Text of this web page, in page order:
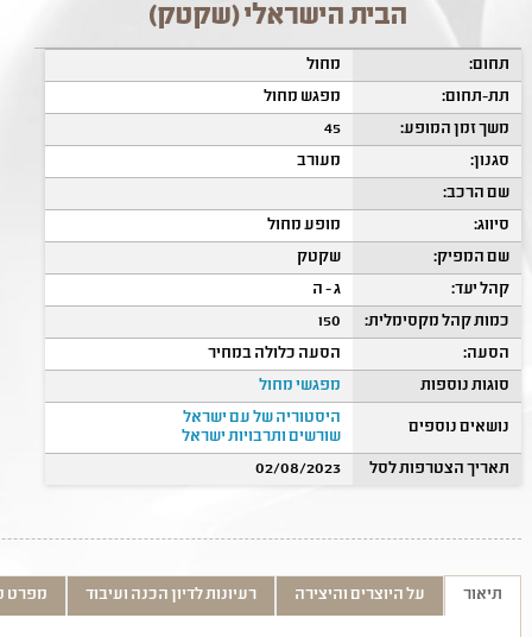
הבית הישראלי (שקטק)
תחום:
מחול
תת-תחום:
מפגש מחול
משך זמן המופע:
45
סגנון:
מעורב
שם הרכב:
סיווג:
מופע מחול
שם המפיק:
שקטק
קהל יעד:
ג - ה
כמות קהל מקסימלית:
150
הסעה:
הסעה כלולה במחיר
סוגות נוספות
מפגשי מחול
נושאים נוספים
היסטוריה של עם ישראל
שורשים ותרבויות ישראל
תאריך הצטרפות לסל
02/08/2023
תיאור על היוצרים והיצירה רעיונות לדיון הכנה ועיבוד מפרט